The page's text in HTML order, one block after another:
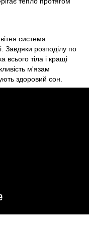
система
Завдяки розподілу по
всього тіла і кращі
м'язам
здоровий сон.